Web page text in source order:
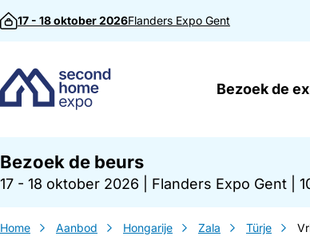
Direct naar inhoud
17 - 18 oktober 2026Flanders Expo Gent
Bezoek de
Bezoek de beurs
17 - 18 oktober 2026 Flanders Expo Gent
Home Aanbod Hongarije Zala Türje